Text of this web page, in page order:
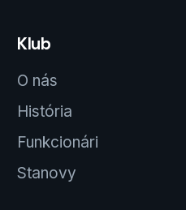
Klub
O nás
História
Funkcionári
Stanovy